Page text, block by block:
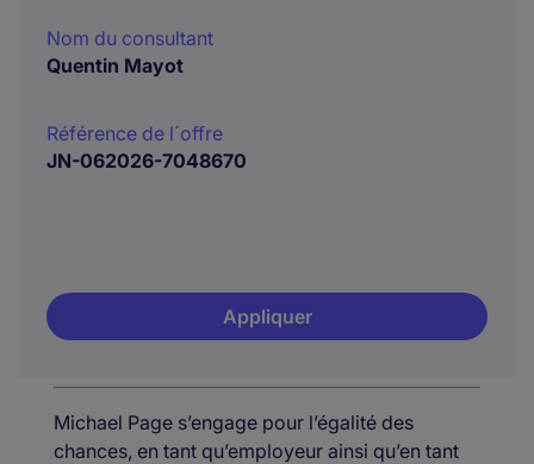
Nom du consultant
Quentin Mayot
Référence de l´offre
JN-062026-7048670
Appliquer
Michael Page s’engage pour l’égalité des
chances, en tant qu’employeur ainsi qu’en tant